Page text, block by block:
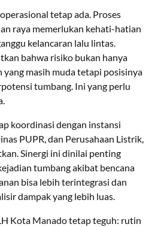
tetap ada. Proses
raya memerlukan kehati-hatian
kelancaran lalu lintas.
bahwa risiko bukan hanya
yang masih muda tetapi posisinya
tumbang. Ini yang perlu
koordinasi dengan instansi
PUPR, dan Perusahaan Listrik,
Sinergi ini dinilai penting
tumbang akibat bencana
bisa lebih terintegrasi dan
dampak yang lebih luas.
Kota Manado tetap teguh: rutin